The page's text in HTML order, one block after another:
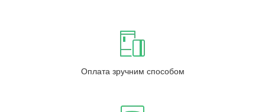
Оплата зручним способом